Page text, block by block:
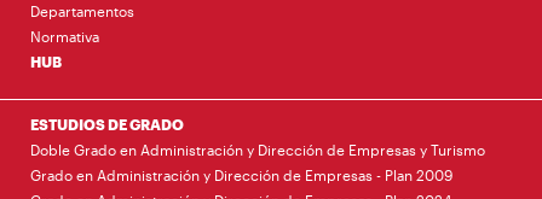
Departamentos
Normativa
HUB
ESTUDIOS DE GRADO
Doble Grado en Administración y Dirección de Empresas y Turismo
Grado en Administración y Dirección de Empresas - Plan 2009